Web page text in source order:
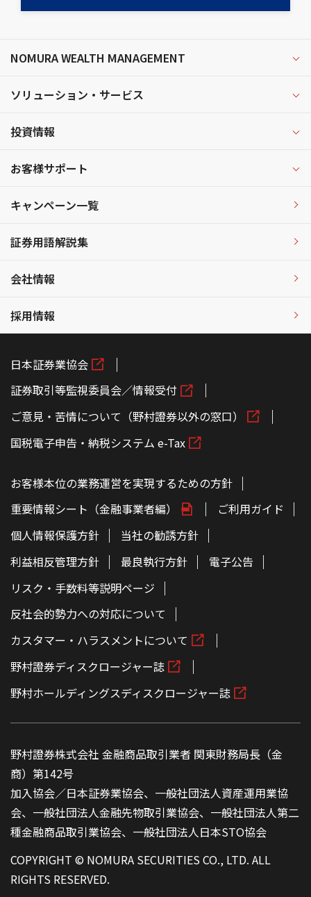
NOMURA WEALTH MANAGEMENT
ソリューション・サービス
投資情報
お客様サポート
キャンペーン一覧
証券用語解説集
会社情報
採用情報
日本証券業協会
証券取引等監視委員会／情報受付
ご意見・苦情について（野村證券以外の窓口）
国税電子申告・納税システム e-Tax
お客様本位の業務運営を実現するための方針
重要情報シート（金融事業者編）
ご利用ガイド
個人情報保護方針
当社の勧誘方針
利益相反管理方針
最良執行方針
電子公告
リスク・手数料等説明ページ
反社会的勢力への対応について
カスタマー・ハラスメントについて
野村證券ディスクロージャー誌
野村ホールディングスディスクロージャー誌
野村證券株式会社 金融商品取引業者 関東財務局長（金
商）第142号
加入協会／日本証券業協会、一般社団法人資産運用業協
会、一般社団法人金融先物取引業協会、一般社団法人第二
種金融商品取引業協会、一般社団法人日本STO協会
COPYRIGHT © NOMURA SECURITIES CO., LTD. ALL
RIGHTS RESERVED.